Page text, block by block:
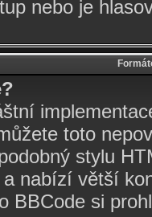
nebo je
toto
stylu
nabízí větší
BBCode si